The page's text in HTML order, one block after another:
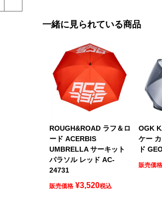
一緒に見られている商品
ROUGH&ROAD ラフ＆ロ
ード ACERBIS
UMBRELLA サーキット
パラソル レッド AC-
24731
販売価格 ¥3,520税込
OGK
ケー
ド
販売価格